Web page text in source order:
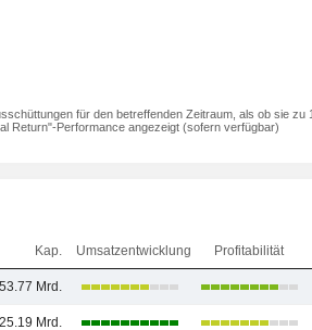
für den betreffenden Zeitraum, als ob sie zu
Return"-Performance angezeigt (sofern verfügbar)
Kap. Umsatzentwicklung Profitabilität
53.77 Mrd.
25.19 Mrd.